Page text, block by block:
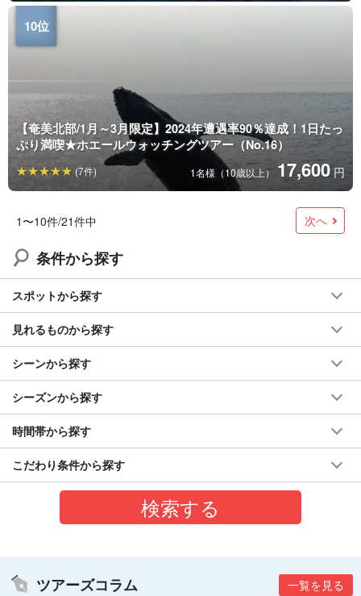
【奄美北部/1月～3月限定】2024年遭遇率90％達成！1日たっ
ぷり満喫★ホエールウォッチングツアー（No.16）
1名様（10歳以上） 17,600 円
(7件)
1〜10件/21件中 次へ
条件から探す
スポットから探す
見れるものから探す
シーンから探す
シーズンから探す
時間帯から探す
こだわり条件から探す
ツアーズコラム 一覧を見る